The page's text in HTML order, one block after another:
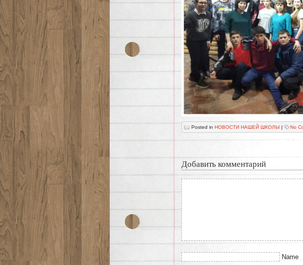
Posted in НОВОСТИ НАШЕЙ ШКОЛЫ | No
Добавить комментарий
Name